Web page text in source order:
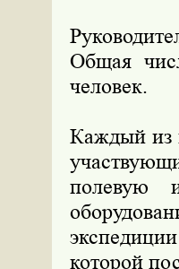
Общая
человек.
Каждый из
полевую
которой